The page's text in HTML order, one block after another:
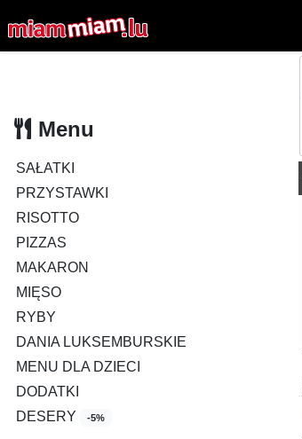
Menu
SAŁATKI
PRZYSTAWKI
RISOTTO
PIZZAS
MAKARON
MIĘSO
RYBY
DANIA LUKSEMBURSKIE
MENU DLA DZIECI
DODATKI
DESERY
-5%